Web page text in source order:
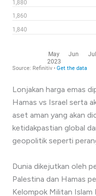
Lonjakan harga emas
Hamas vs Israel serta
aset aman yang akan
ketidakpastian global
geopolitik seperti
Dunia dikejutkan oleh
Palestina dan Hamas
Kelompok Militan Islam